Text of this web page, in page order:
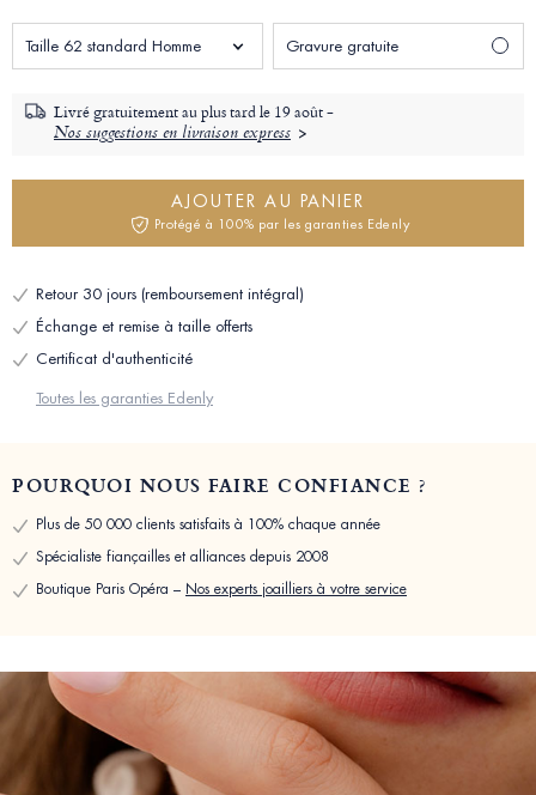
Taille 62 standard Homme Gravure gratuite
Livré gratuitement au plus tard le 19 août -
Nos suggestions en livraison express
AJOUTER AU PANIER
Protégé à 100% par les garanties Edenly
Retour 30 jours (remboursement intégral)
Échange et remise à taille offerts
Certificat d'authenticité
Toutes les garanties Edenly
POURQUOI NOUS FAIRE CONFIANCE ?
Plus de 50 000 clients satisfaits à 100% chaque année
Spécialiste fiançailles et alliances depuis 2008
Boutique Paris Opéra – Nos experts joailliers à votre service